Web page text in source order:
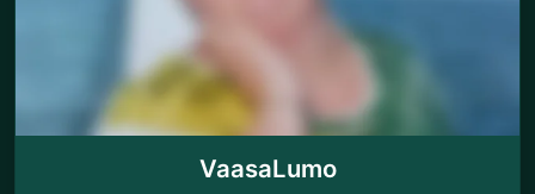
VaasaLumo